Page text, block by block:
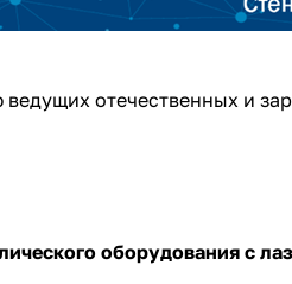
отечественных и
оборудования с